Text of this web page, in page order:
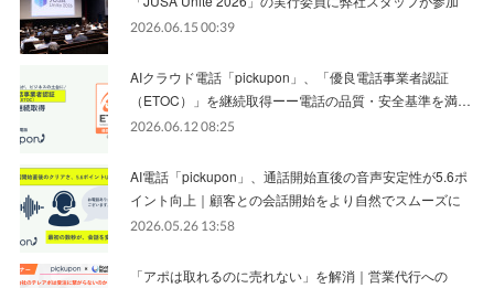
2026.06.15 00:39
AIクラウド電話「pickupon」、「優良電話事業者認証
（ETOC）」を継続取得ーー電話の品質・安全基準を満…
2026.06.12 08:25
AI電話「pickupon」、通話開始直後の音声安定性が5.6ポ
イント向上｜顧客との会話開始をより自然でスムーズに
2026.05.26 13:58
「アポは取れるのに売れない」を解消｜営業代行への